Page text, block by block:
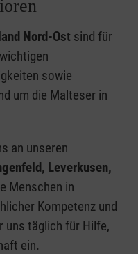
Nord-Ost sind für
sowie
um die Malteser in
an unseren
Leverkusen,
Menschen in
Kompetenz und
uns täglich für Hilfe,
ein.